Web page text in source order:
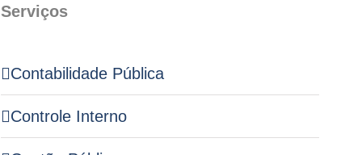
Serviços
Contabilidade Pública
Controle Interno